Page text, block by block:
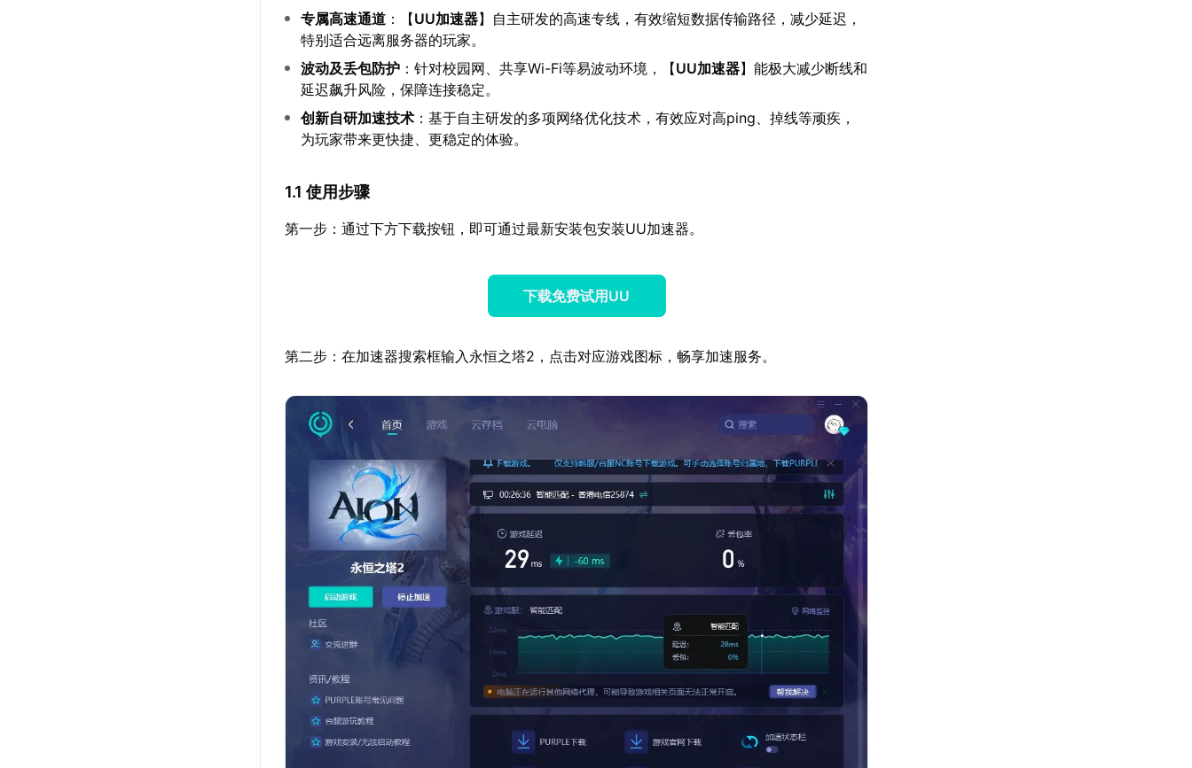
专属高速通道 ：【UU加速器】自主研发的高速专线，有效缩短数据传输路径，减少延迟，
特别适合远离服务器的玩家。
波动及丢包防护 ：针对校园网、共享Wi-Fi等易波动环境，【UU加速器】能极大减少断线和
延迟飙升风险，保障连接稳定。
创新自研加速技术 ：基于自主研发的多项网络优化技术，有效应对高ping、掉线等顽疾，
为玩家带来更快捷、更稳定的体验。
1.1 使用步骤
第一步：通过下方下载按钮，即可通过最新安装包安装UU加速器。
下载免费试用UU
第二步：在加速器搜索框输入永恒之塔2，点击对应游戏图标，畅享加速服务。